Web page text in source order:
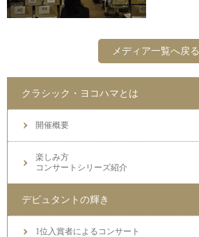
メディア一覧へ戻る
クラシック・ヨコハマとは
開催概要
楽しみ方
コンサートシリーズ紹介
デビュタントの輝き
1位入賞者によるコンサート